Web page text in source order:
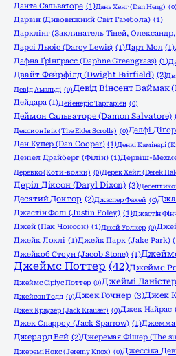
Данте Сальваторе (1)Дань Хенг (Dan Heng) (0)
Дарвін (Дивовижний Світ Гамбола) (1)
Дарклінг (Заклинатель Тіней,
Дарсі Льюіс (Darcy Lewis) (1)Дарт Мол (1)
Дафна Ґрінґрасс (Daphne Greengrass) (1)
Двайт Фейрфілд (Dwight Fairfield) (2)
Девід Амальді (0)Девід Вінсент Ваймак
Дейдара (1)Дейенеріс Таргарієн (0)
Деймон Сальваторе (Damon Salvatore)
Дексион Івік (The Elder Scrolls) (0)Делфі
Ден Купер (Dan Cooper) (1)Денкі Камінарі
Деніел Драйберг (Філін) (1)Дервіш-
Деревко (Коти-вояки) (0)Дерек Хейл (Derek
Деріл Діксон (Daryl Dixon) (3)
Десятий Доктор (2)Джаспер Фахей (0)
Джастін Фолі (Justin Foley) (1)Джастін
Джей (Пак Чонсон) (1)Джей Уолкер (0)
Джейк Локлі (1)Джейк Парк (Jake Park)
Джейкоб Стоун (Jacob Stone) (1)
Джеймс Поттер (42)Джеймс
Джеймс Сіріус Поттер (0)Джеймі Ланістер
Джейсон Тодд (0)Джек Гочнер (3)Джек
Джек Краузер (Jack Krauser) (0)Джек Найрас
Джек Спарроу (Jack Sparrow) (1)Джемма
Джерард Вей (2)Джеремая Фішер (The
Джеремі Нокс (Jeremy Knox) (0)Джессіка